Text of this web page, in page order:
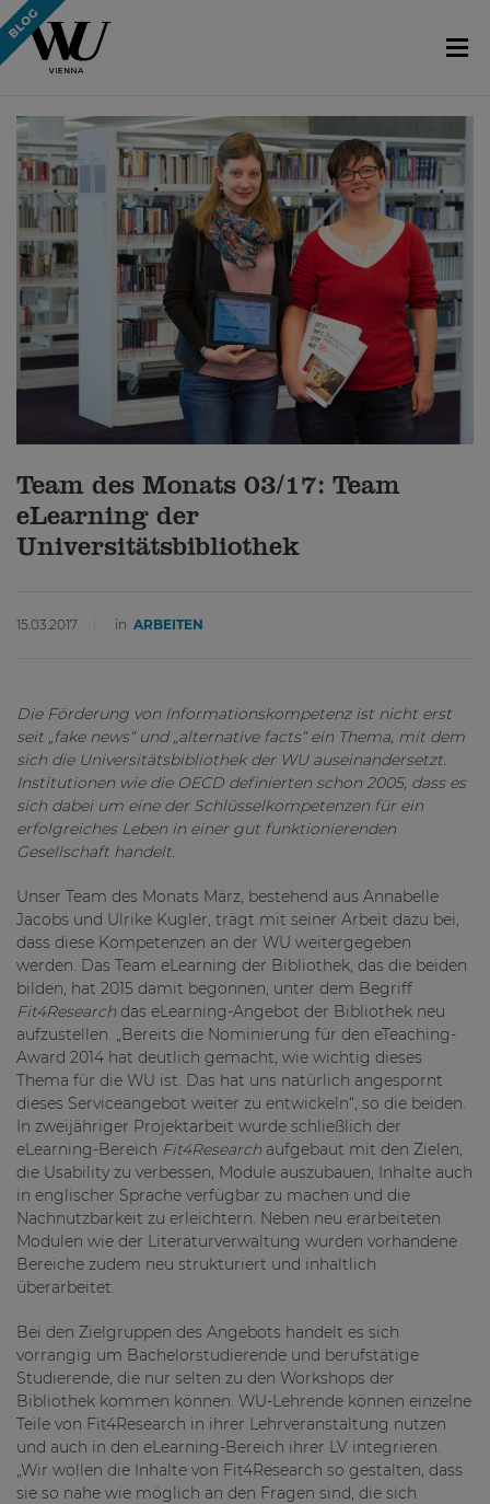
Team des Monats 03/17: Team
eLearning der
Universitätsbibliothek
15.03.2017 in ARBEITEN
Die Förderung von Informationskompetenz ist nicht erst
seit „fake news“ und „alternative facts“ ein Thema, mit dem
sich die Universitätsbibliothek der WU auseinandersetzt.
Institutionen wie die OECD definierten schon 2005, dass es
sich dabei um eine der Schlüsselkompetenzen für ein
erfolgreiches Leben in einer gut funktionierenden
Gesellschaft handelt.
Unser Team des Monats März, bestehend aus Annabelle
Jacobs und Ulrike Kugler, trägt mit seiner Arbeit dazu bei,
dass diese Kompetenzen an der WU weitergegeben
werden. Das Team eLearning der Bibliothek, das die beiden
bilden, hat 2015 damit begonnen, unter dem Begriff
Fit4Research das eLearning-Angebot der Bibliothek neu
aufzustellen. „Bereits die Nominierung für den eTeaching-
Award 2014 hat deutlich gemacht, wie wichtig dieses
Thema für die WU ist. Das hat uns natürlich angespornt
dieses Serviceangebot weiter zu entwickeln“, so die beiden.
In zweijähriger Projektarbeit wurde schließlich der
eLearning-Bereich Fit4Research aufgebaut mit den Zielen,
die Usability zu verbessen, Module auszubauen, Inhalte auch
in englischer Sprache verfügbar zu machen und die
Nachnutzbarkeit zu erleichtern. Neben neu erarbeiteten
Modulen wie der Literaturverwaltung wurden vorhandene
Bereiche zudem neu strukturiert und inhaltlich
überarbeitet.
Bei den Zielgruppen des Angebots handelt es sich
vorrangig um Bachelorstudierende und berufstätige
Studierende, die nur selten zu den Workshops der
Bibliothek kommen können. WU-Lehrende können einzelne
Teile von Fit4Research in ihrer Lehrveranstaltung nutzen
und auch in den eLearning-Bereich ihrer LV integrieren.
„Wir wollen die Inhalte von Fit4Research so gestalten, dass
sie so nahe wie möglich an den Fragen sind, die sich